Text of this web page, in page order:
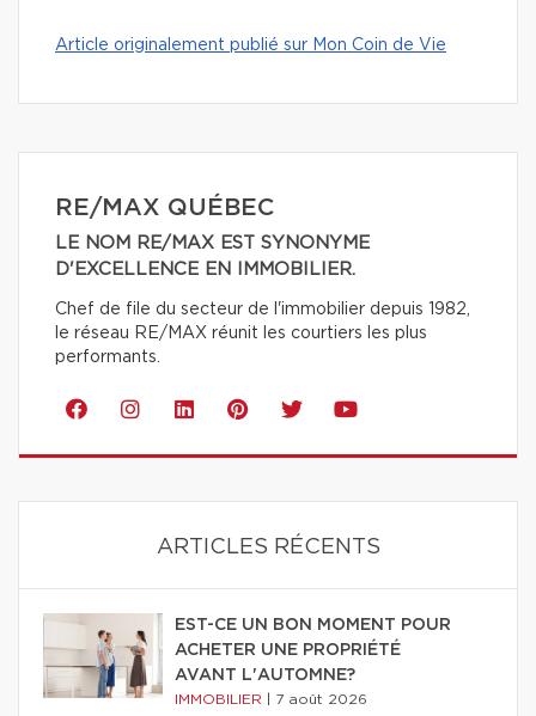
Article originalement publié sur Mon Coin de Vie
RE/MAX QUÉBEC
LE NOM RE/MAX EST SYNONYME
D'EXCELLENCE EN IMMOBILIER.
Chef de file du secteur de l'immobilier depuis 1982,
le réseau RE/MAX réunit les courtiers les plus
performants.
ARTICLES RÉCENTS
EST-CE UN BON MOMENT POUR
ACHETER UNE PROPRIÉTÉ
AVANT L'AUTOMNE?
IMMOBILIER 7 août 2026